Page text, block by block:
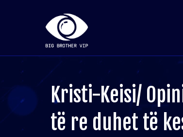
Kristi-Keisi/
të re duhet të